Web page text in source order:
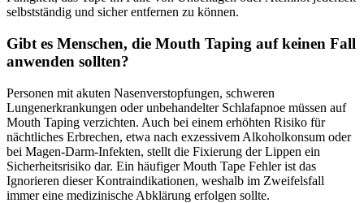
selbstständig und sicher entfernen zu können.
Gibt es Menschen, die Mouth Taping auf keinen Fall
anwenden sollten?
Personen mit akuten Nasenverstopfungen, schweren
Lungenerkrankungen oder unbehandelter Schlafapnoe müssen auf
Mouth Taping verzichten. Auch bei einem erhöhten Risiko für
nächtliches Erbrechen, etwa nach exzessivem Alkoholkonsum oder
bei Magen-Darm-Infekten, stellt die Fixierung der Lippen ein
Sicherheitsrisiko dar. Ein häufiger Mouth Tape Fehler ist das
Ignorieren dieser Kontraindikationen, weshalb im Zweifelsfall
immer eine medizinische Abklärung erfolgen sollte.